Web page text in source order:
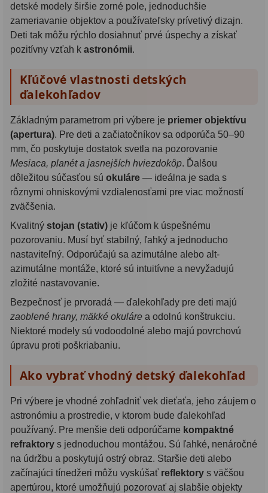
detské modely širšie zorné pole, jednoduchšie
zameriavanie objektov a používateľsky prívetivý dizajn.
Deti tak môžu rýchlo dosiahnuť prvé úspechy a získať
pozitívny vzťah k astronómii.
Kľúčové vlastnosti detských
ďalekohľadov
Základným parametrom pri výbere je priemer objektívu
(apertura). Pre deti a začiatočníkov sa odporúča 50–90
mm, čo poskytuje dostatok svetla na pozorovanie
Mesiaca, planét a jasnejších hviezdokôp. Ďalšou
dôležitou súčasťou sú okuláre — ideálna je sada s
rôznymi ohniskovými vzdialenosťami pre viac možností
zväčšenia.
Kvalitný stojan (stativ) je kľúčom k úspešnému
pozorovaniu. Musí byť stabilný, ľahký a jednoducho
nastaviteľný. Odporúčajú sa azimutálne alebo alt-
azimutálne montáže, ktoré sú intuitívne a nevyžadujú
zložité nastavovanie.
Bezpečnosť je prvoradá — ďalekohľady pre deti majú
zaoblené hrany, mäkké okuláre a odolnú konštrukciu.
Niektoré modely sú vodoodolné alebo majú povrchovú
úpravu proti poškriabaniu.
Ako vybrať vhodný detský ďalekohľad
Pri výbere je vhodné zohľadniť vek dieťaťa, jeho záujem o
astronómiu a prostredie, v ktorom bude ďalekohľad
používaný. Pre menšie deti odporúčame kompaktné
refraktory s jednoduchou montážou. Sú ľahké, nenáročné
na údržbu a poskytujú ostrý obraz. Staršie deti alebo
začínajúci tínedžeri môžu vyskúšať reflektory s väčšou
apertúrou, ktoré umožňujú pozorovať aj slabšie objekty